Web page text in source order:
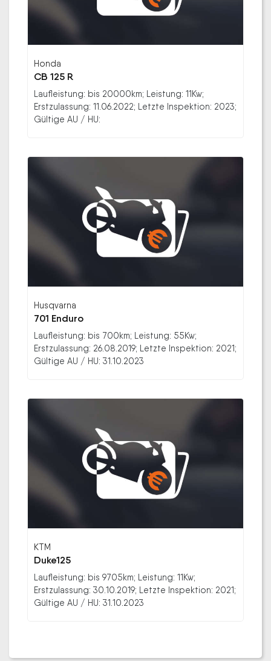
Honda
CB 125 R
Laufleistung: bis 20000km; Leistung: 11Kw;
Erstzulassung: 11.06.2022; Letzte Inspektion: 2023;
Gültige AU / HU:
Husqvarna
701 Enduro
Laufleistung: bis 700km; Leistung: 55Kw;
Erstzulassung: 26.08.2019; Letzte Inspektion: 2021;
Gültige AU / HU: 31.10.2023
KTM
Duke125
Laufleistung: bis 9705km; Leistung: 11Kw;
Erstzulassung: 30.10.2019; Letzte Inspektion: 2021;
Gültige AU / HU: 31.10.2023